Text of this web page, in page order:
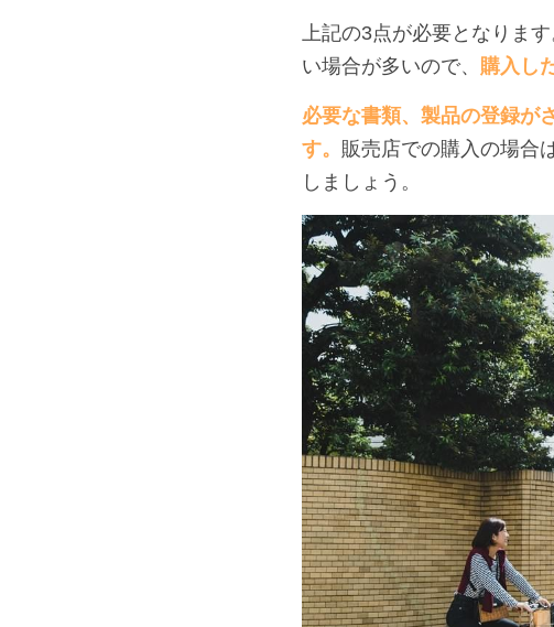
上記の3点が必要となりま
い場合が多いので、 購入し
必要な書類、製品の登録が
す。 販売店での購入の場合
しましょう。